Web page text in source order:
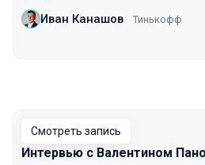
Иван Канашов Тинькофф
Смотреть запись
Интервью с Валентином